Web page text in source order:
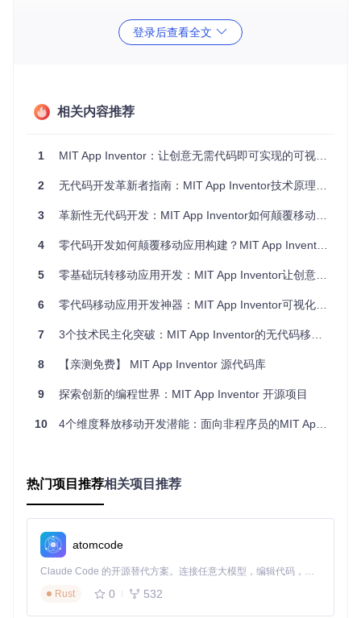
包含完整的Web开发界面和组件系统。
创建项目
新项目。系统会自动生成基础应用框架，包含默认屏幕和
从左侧组件面板中拖放基础控件（如按钮、文本框、标
例如创建待办事项应用时，需添加：
文本输入框（用于输入待办项）
列表视图（显示待办事项）
目管理列表
完成基础界面设计后，即可在设计视图中实时预览应用布局。
通过调整组件的排列方式和属性设置，确保界面符合预期。此
时的应用虽无实际功能，但已具备完整的视觉框架，为后续逻
辑开发奠定基础。
实现核心交互逻辑：从静态界面到动态应用
核心价值
App Inventor的逻辑设计模块采用事件驱动模型，通过"当...时
登录后查看全文
相关内容推荐
1 MIT App Inventor：让创意无需代码即可实现的可视化编程平台|面向全年龄段开发者的移动应用快速开发工具
2 无代码开发革新者指南：MIT App Inventor技术原理与实践路径
3 革新性无代码开发：MIT App Inventor如何颠覆移动应用创作范式
4 零代码开发如何颠覆移动应用构建？MIT App Inventor全流程攻略
5 零基础玩转移动应用开发：MIT App Inventor让创意轻松落地
6 零代码移动应用开发神器：MIT App Inventor可视化编程完全指南
7 3个技术民主化突破：MIT App Inventor的无代码移动开发革命
8 【亲测免费】 MIT App Inventor 源代码库
9 探索创新的编程世界：MIT App Inventor 开源项目
10 4个维度释放移动开发潜能：面向非程序员的MIT App Inventor完全指南
热门项目推荐相关项目推荐
atomcode
Claude Code 的开源替代方案。连接任意大模型，编辑代码，运行命令，自动验证 — 全自动执行。用 Rust 构建，极致性能。 ｜ An open-source alternative to Claude Code. Connect any LLM, edit code, run commands, and verify changes — autonomously. Built in Rust for speed. Get Started
Rust
0 532